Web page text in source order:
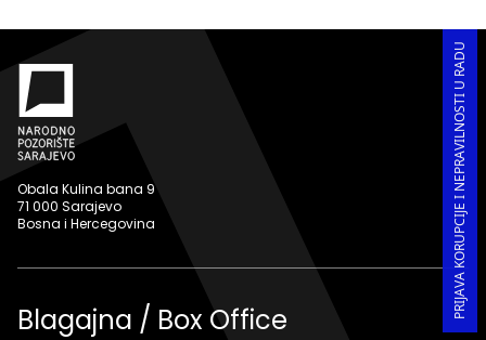
PRIJAVA KORUPCIJE I NEPRAVILNOSTI U RADU
Obala Kulina bana 9
71 000 Sarajevo
Bosna i Hercegovina
Blagajna / Box Office